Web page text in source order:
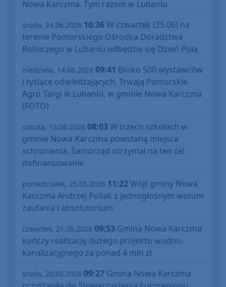
Nowa Karczma. Tym razem w Lubaniu
środa, 24.06.2026 10:36W czwartek (25.06) na
terenie Pomorskiego Ośrodka Doradztwa
Rolniczego w Lubaniu odbędzie się Dzień Pola
niedziela, 14.06.2026 09:41 Blisko 500 wystawców
i tysiące odwiedzających. Trwają Pomorskie
Agro Targi w Lubaniu, w gminie Nowa Karczma
(FOTO)
sobota, 13.06.2026 08:03W trzech szkołach w
gminie Nowa Karczma powstaną miejsca
schronienia. Samorząd otrzymał na ten cel
dofinansowanie
poniedziałek, 25.05.2026 11:22Wójt gminy Nowa
Karczma Andrzej Pollak z jednogłośnym wotum
zaufania i absolutorium
czwartek, 21.05.2026 09:53 Gmina Nowa Karczma
kończy realizację dużego projektu wodno-
kanalizacyjnego za ponad 4 mln zł
środa, 20.05.2026 09:27 Gmina Nowa Karczma